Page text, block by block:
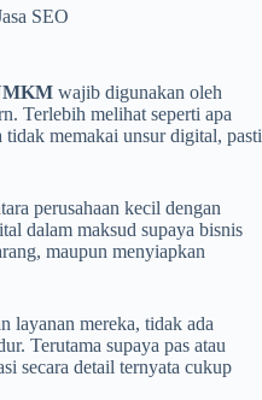
SEO
wajib digunakan oleh
Terlebih melihat seperti apa
memakai unsur digital, pasti
perusahaan kecil dengan
dalam maksud supaya bisnis
maupun menyiapkan
layanan mereka, tidak ada
Terutama supaya pas atau
secara detail ternyata cukup